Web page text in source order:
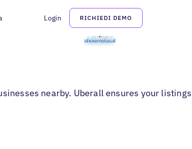
Login RICHIEDI DEMO
nearby. Uberall ensures your